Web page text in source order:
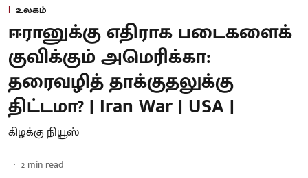
உலகம்
ஈரானுக்கு எதிராக படைகளைக்
குவிக்கும் அமெரிக்கா:
தரைவழித் தாக்குதலுக்கு
திட்டமா? | Iran War | USA |
கிழக்கு நியூஸ்
2 min read